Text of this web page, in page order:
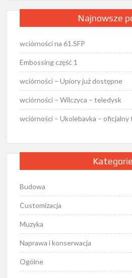
Najnowsze
wciórności na 61.SFP
Embossing część 1
wciórności – Upiory już dostępne
wciórności – Wilczyca – teledysk
wciórności – Ukolebavka – oficjalny
Kategorie
Budowa
Customizacja
Muzyka
Naprawa i konserwacja
Ogólne